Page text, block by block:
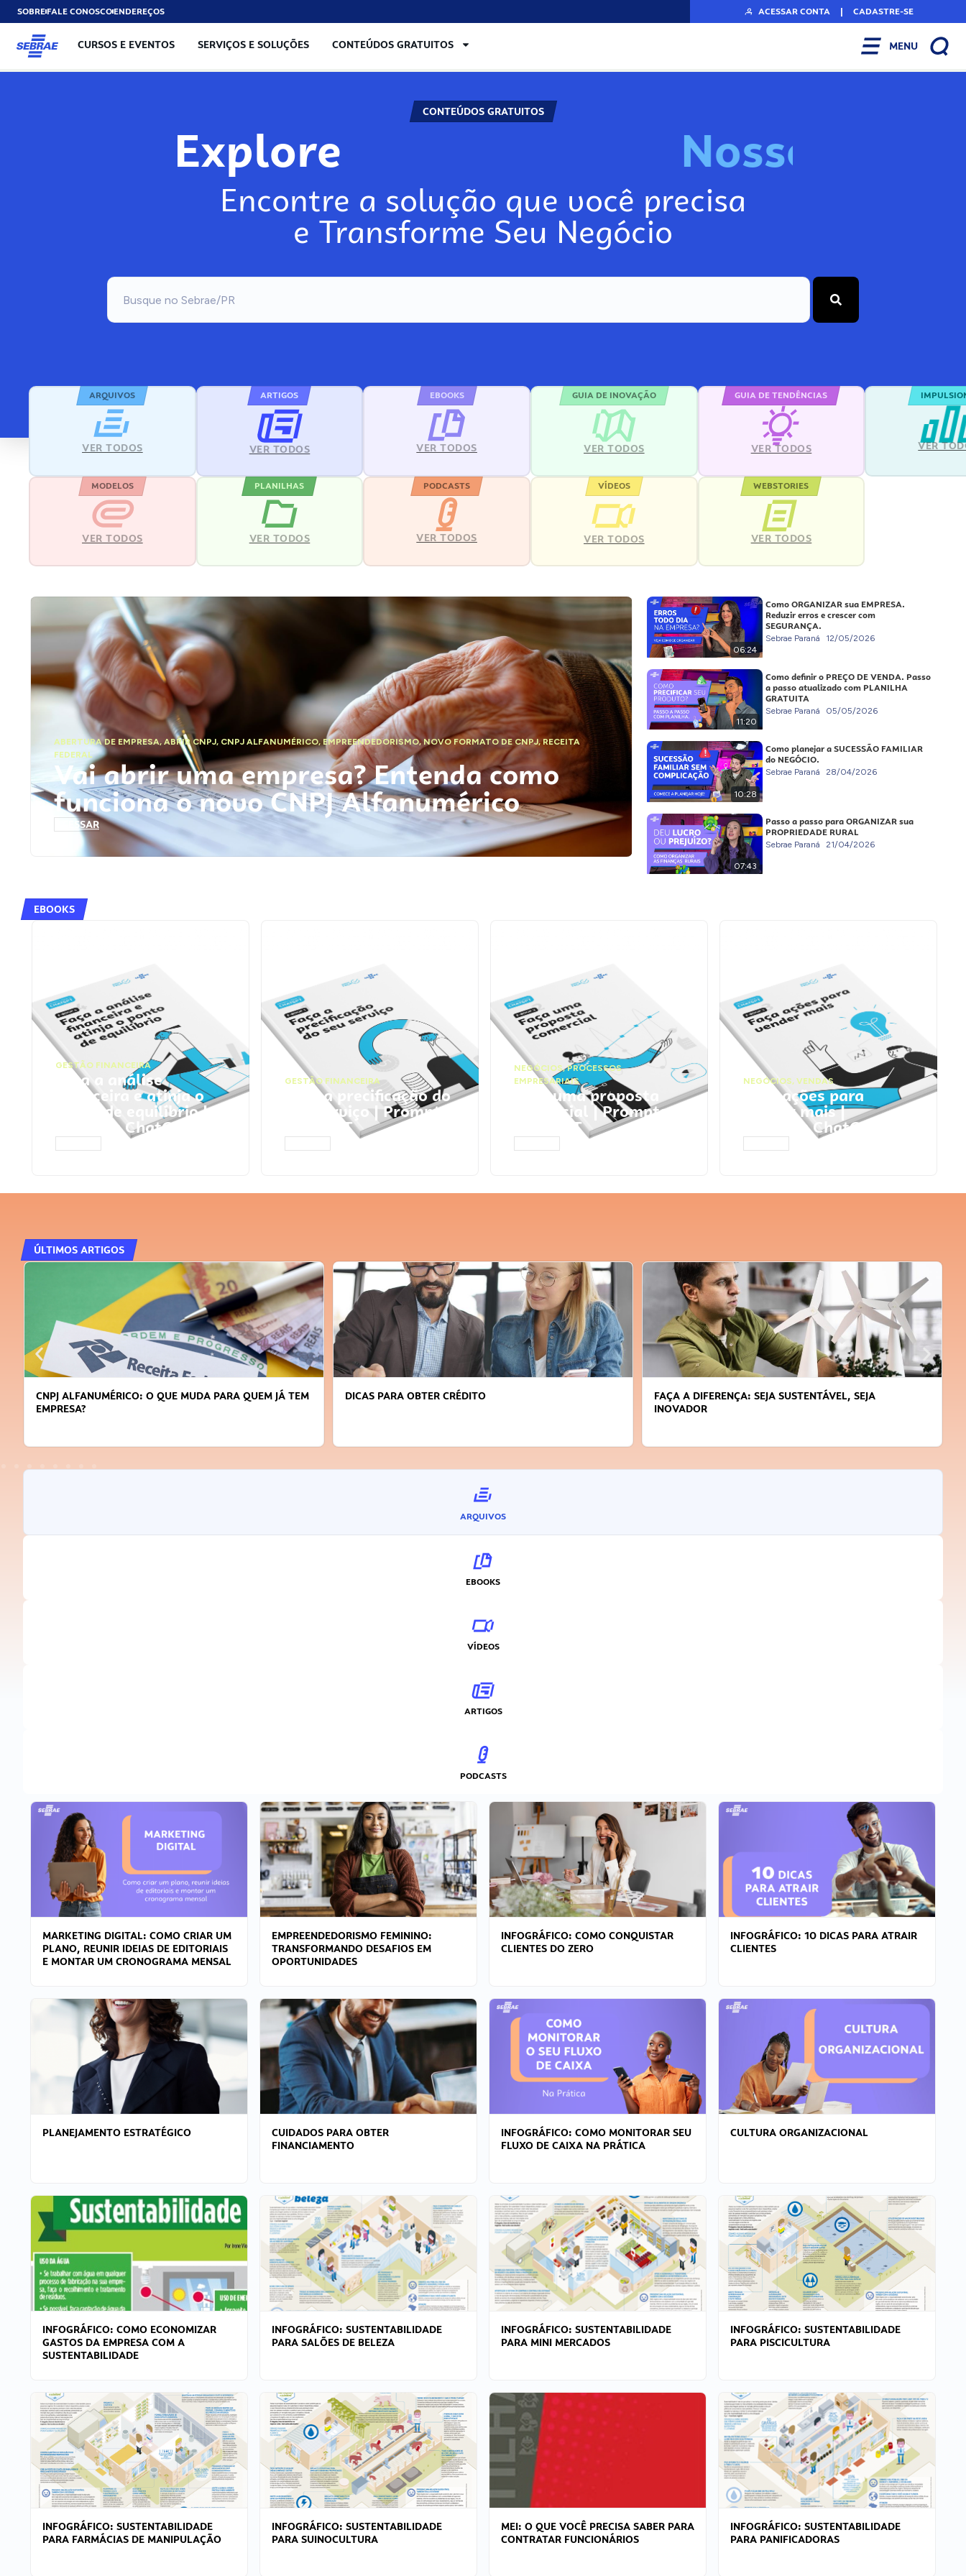
SOBREFALE CONOSCOENDEREÇOS ACESSAR CONTA | CADASTRE-SE
CURSOS E EVENTOS SERVIÇOS E SOLUÇÕES CONTEÚDOS GRATUITOS MENU
CONTEÚDOS GRATUITOS
Explore Nosso
Encontre a solução que você precisa
e Transforme Seu Negócio
ARQUIVOS
VER TODOS
ARTIGOS
VER TODOS
EBOOKS
VER TODOS
GUIA DE INOVAÇÃO
VER TODOS
GUIA DE TENDÊNCIAS
VER TODOS VER
MODELOS
VER TODOS
PLANILHAS
VER TODOS
PODCASTS
VER TODOS
VÍDEOS
VER TODOS
WEBSTORIES
VER TODOS
ABERTURA DE EMPRESA,ABRIR CNPJ, CNPJ ALFANUMÉRICO, EMPREENDEDORISMO,NOVO FORMATO DE CNPJ,RECEITA
FEDERAL
Vai abrir uma empresa? Entenda como
funciona o novo CNPJ Alfanumérico
ACESSAR
06:24
Como ORGANIZAR sua EMPRESA.
Reduzir erros e crescer com
SEGURANÇA.
Sebrae Paraná 12/05/2026
11:20
Como definir o PREÇO DE VENDA. Passo
a passo atualizado com PLANILHA
GRATUITA
Sebrae Paraná 05/05/2026
10:28
Como planejar a SUCESSÃO FAMILIAR
do NEGÓCIO.
Sebrae Paraná 28/04/2026
07:43
Passo a passo para ORGANIZAR sua
PROPRIEDADE RURAL
Sebrae Paraná 21/04/2026
EBOOKS
GESTÃO FINANCEIRA
Faça a análise
financeira e atinja o
ponto de equilíbrio |
Prompts ChatGPT
GESTÃO FINANCEIRA
Faça a precificação do
seu serviço | Prompts
ChatGPT
NEGÓCIOS,PROCESSOS
EMPRESARIAIS
Faça uma proposta
comercial | Prompts
ChatGPT
NEGÓCIOS, VENDAS
Faça ações para
vender mais |
Prompts ChatGPT
ÚLTIMOS ARTIGOS
CNPJ ALFANUMÉRICO: O QUE MUDA PARA QUEM JÁ TEM
EMPRESA?
DICAS PARA OBTER CRÉDITO
FAÇA A DIFERENÇA: SEJA SUSTENTÁVEL, SEJA
INOVADOR
ARQUIVOS
EBOOKS
VÍDEOS
ARTIGOS
PODCASTS
MARKETING DIGITAL: COMO CRIAR UM
PLANO, REUNIR IDEIAS DE EDITORIAIS
E MONTAR UM CRONOGRAMA MENSAL
EMPREENDEDORISMO FEMININO:
TRANSFORMANDO DESAFIOS EM
OPORTUNIDADES
INFOGRÁFICO: COMO CONQUISTAR
CLIENTES DO ZERO
INFOGRÁFICO: 10 DICAS PARA ATRAIR
CLIENTES
PLANEJAMENTO ESTRATÉGICO
CUIDADOS PARA OBTER
FINANCIAMENTO
INFOGRÁFICO: COMO MONITORAR SEU
FLUXO DE CAIXA NA PRÁTICA
CULTURA ORGANIZACIONAL
INFOGRÁFICO: COMO ECONOMIZAR
GASTOS DA EMPRESA COM A
SUSTENTABILIDADE
INFOGRÁFICO: SUSTENTABILIDADE
PARA SALÕES DE BELEZA
INFOGRÁFICO: SUSTENTABILIDADE
PARA MINI MERCADOS
INFOGRÁFICO: SUSTENTABILIDADE
PARA PISCICULTURA
INFOGRÁFICO: SUSTENTABILIDADE
PARA FARMÁCIAS DE MANIPULAÇÃO
INFOGRÁFICO: SUSTENTABILIDADE
PARA SUINOCULTURA
MEI: O QUE VOCÊ PRECISA SABER PARA
CONTRATAR FUNCIONÁRIOS
INFOGRÁFICO: SUSTENTABILIDADE
PARA PANIFICADORAS